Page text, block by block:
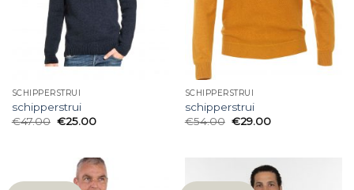
SCHIPPERSTRUI
schipperstrui
€47.00 €25.00
SCHIPPERSTRUI
schipperstrui
€54.00 €29.00